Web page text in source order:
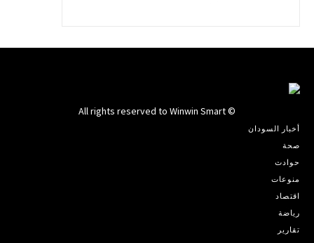
© All rights reserved to Winwin Smart
أخبار السودان
صحة
حوادث
منوعات
اقتصاد
رياضة
تقارير